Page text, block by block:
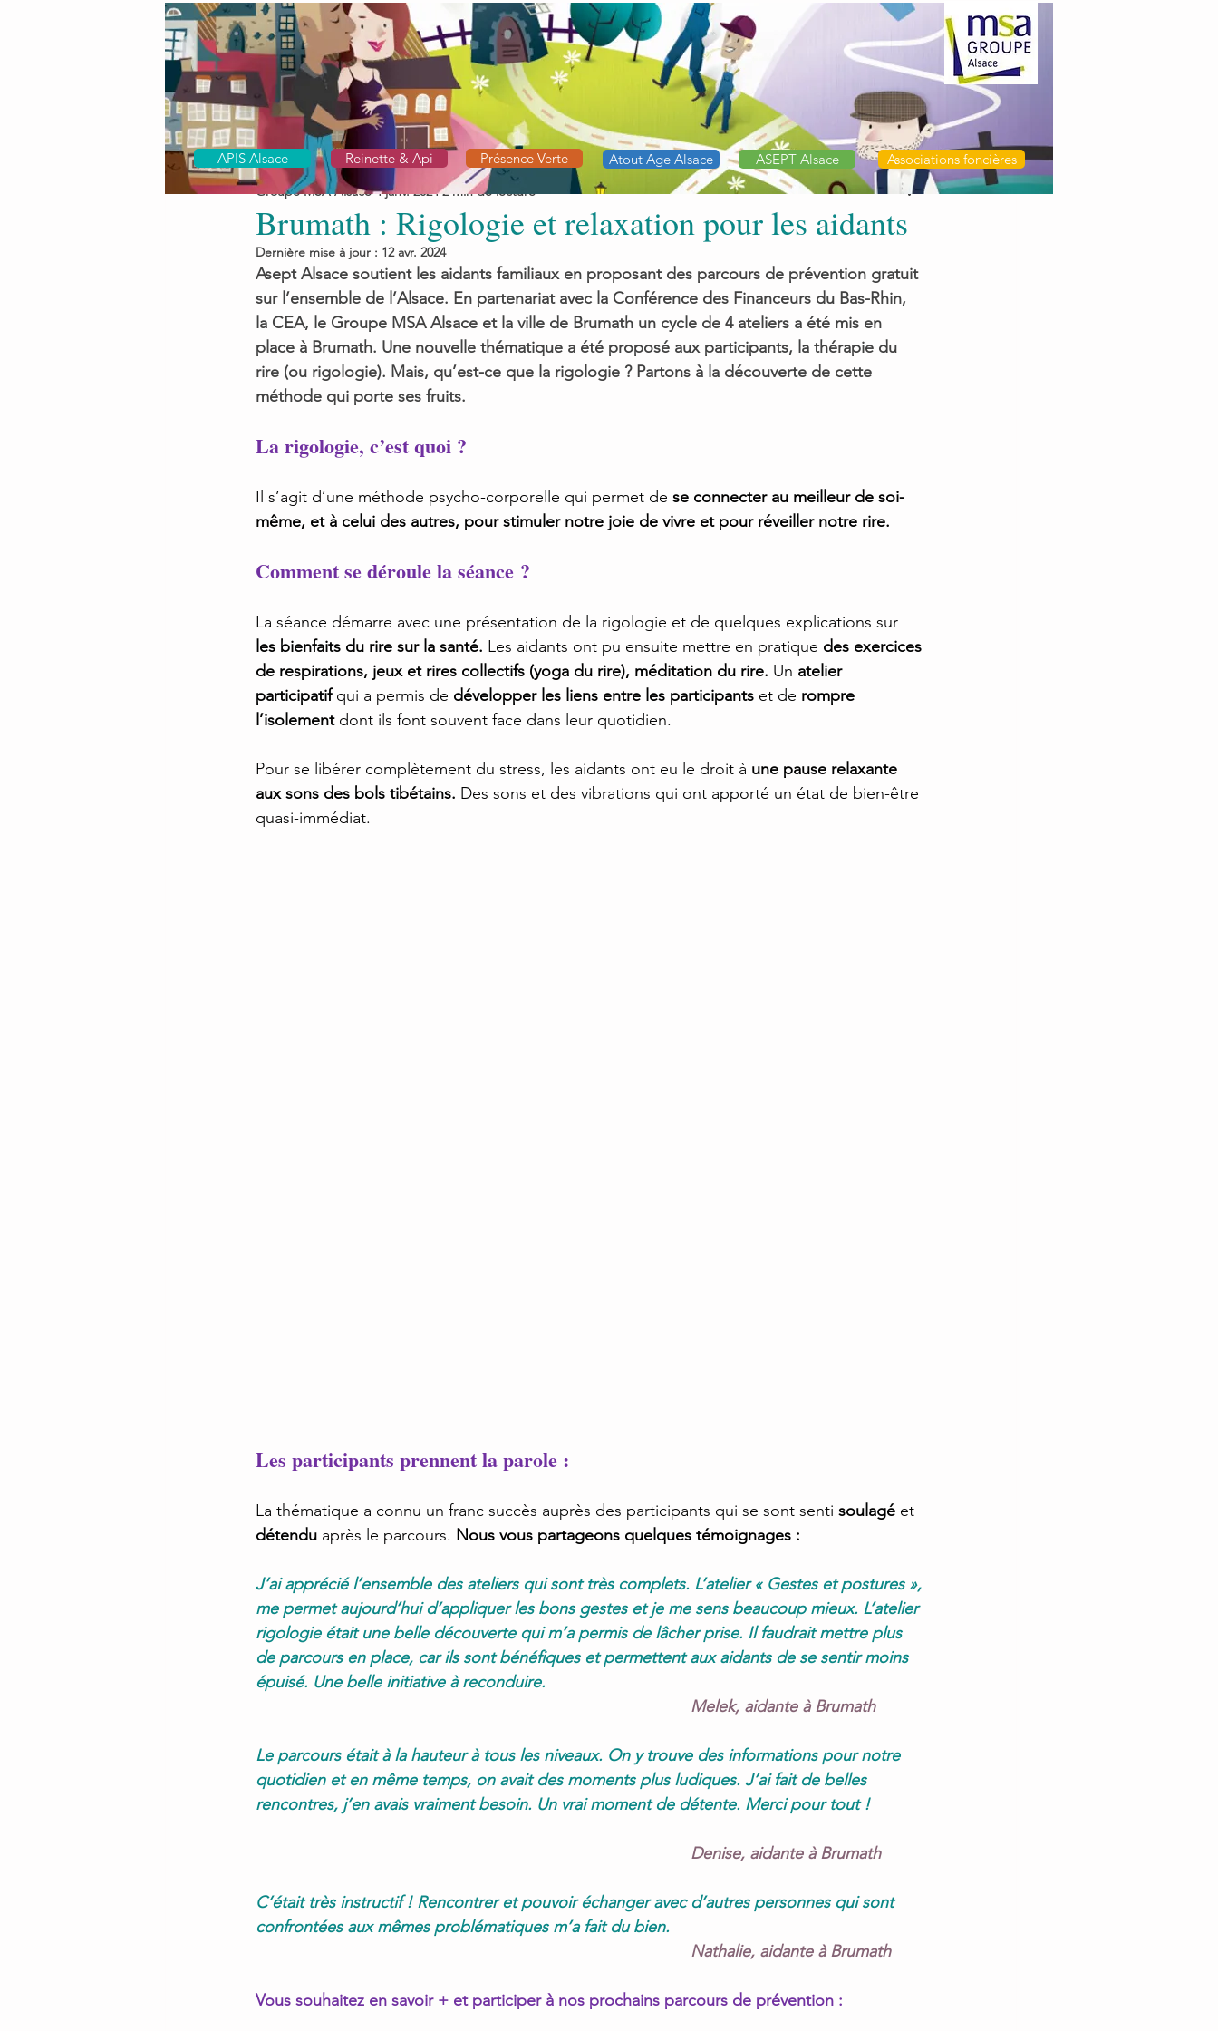
Reinette & Api
APIS Alsace Associations foncières
Atout Age Alsace
Présence Verte ASEPT Alsace
Brumath : Rigologie et relaxation pour les aidants
Groupe MSA Alsace 4 janv. 2024 2 min de lecture
Dernière mise à jour : 12 avr. 2024
Asept Alsace soutient les aidants familiaux en proposant des parcours de prévention gratuit
sur l’ensemble de l’Alsace. En partenariat avec la Conférence des Financeurs du Bas-Rhin,
la CEA, le Groupe MSA Alsace et la ville de Brumath un cycle de 4 ateliers a été mis en
place à Brumath. Une nouvelle thématique a été proposé aux participants, la thérapie du
rire (ou rigologie). Mais, qu’est-ce que la rigologie ? Partons à la découverte de cette
méthode qui porte ses fruits.
La rigologie, c’est quoi ?
Il s’agit d’une méthode psycho-corporelle qui permet de se connecter au meilleur de soi-
même, et à celui des autres, pour stimuler notre joie de vivre et pour réveiller notre rire.
Comment se déroule la séance ?
La séance démarre avec une présentation de la rigologie et de quelques explications sur
les bienfaits du rire sur la santé. Les aidants ont pu ensuite mettre en pratique des exercices
de respirations, jeux et rires collectifs (yoga du rire), méditation du rire. Un atelier
participatif qui a permis de développer les liens entre les participants et de rompre
l’isolement dont ils font souvent face dans leur quotidien.
Pour se libérer complètement du stress, les aidants ont eu le droit à une pause relaxante
aux sons des bols tibétains. Des sons et des vibrations qui ont apporté un état de bien-être
quasi-immédiat.
Les participants prennent la parole :
La thématique a connu un franc succès auprès des participants qui se sont senti soulagé et
détendu après le parcours. Nous vous partageons quelques témoignages :
J’ai apprécié l’ensemble des ateliers qui sont très complets. L’atelier « Gestes et postures »,
me permet aujourd’hui d’appliquer les bons gestes et je me sens beaucoup mieux. L’atelier
rigologie était une belle découverte qui m’a permis de lâcher prise. Il faudrait mettre plus
de parcours en place, car ils sont bénéfiques et permettent aux aidants de se sentir moins
épuisé. Une belle initiative à reconduire.
Melek, aidante à Brumath
Le parcours était à la hauteur à tous les niveaux. On y trouve des informations pour notre
quotidien et en même temps, on avait des moments plus ludiques. J’ai fait de belles
rencontres, j’en avais vraiment besoin. Un vrai moment de détente. Merci pour tout !
Denise, aidante à Brumath
C’était très instructif ! Rencontrer et pouvoir échanger avec d’autres personnes qui sont
confrontées aux mêmes problématiques m’a fait du bien.
Nathalie, aidante à Brumath
Vous souhaitez en savoir + et participer à nos prochains parcours de prévention :